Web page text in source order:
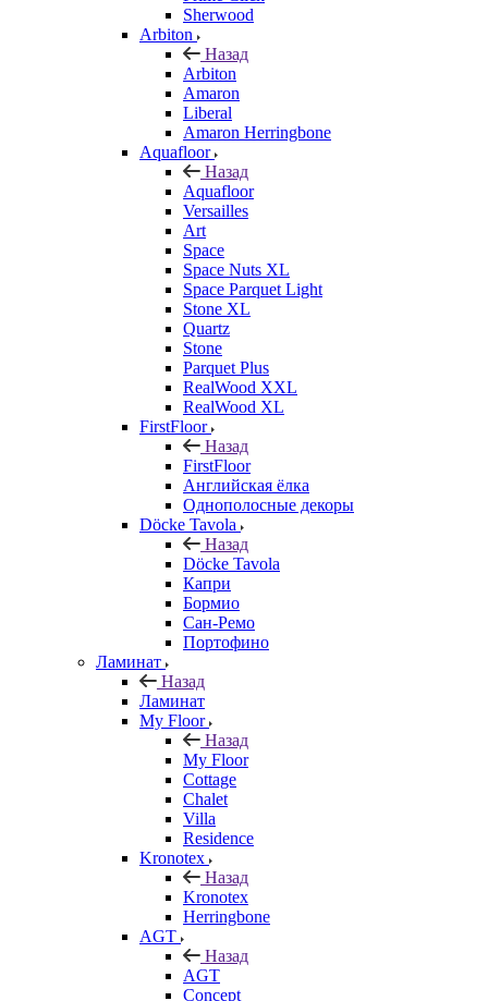
Sherwood
Arbiton
Назад
Arbiton
Amaron
Liberal
Amaron Herringbone
Aquafloor
Назад
Aquafloor
Versailles
Art
Space
Space Nuts XL
Space Parquet Light
Stone XL
Quartz
Stone
Parquet Plus
RealWood XXL
RealWood XL
FirstFloor
Назад
FirstFloor
Английская ёлка
Однополосные декоры
Döcke Tavola
Назад
Döcke Tavola
Капри
Бормио
Сан-Ремо
Портофино
Ламинат
Назад
Ламинат
My Floor
Назад
My Floor
Cottage
Chalet
Villa
Residence
Kronotex
Назад
Kronotex
Herringbone
AGT
Назад
AGT
Concept